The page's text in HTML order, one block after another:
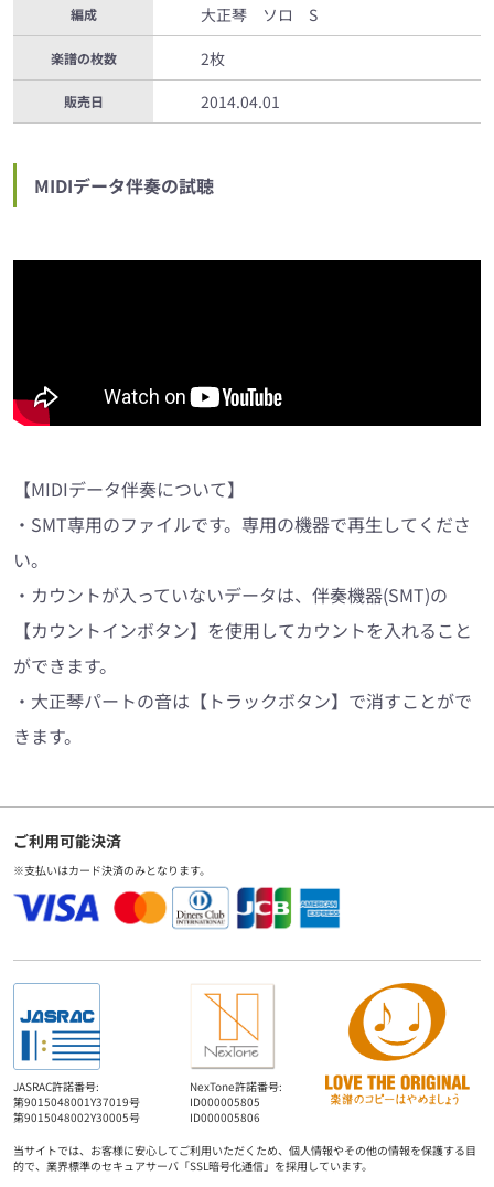
編成 大正琴 ソロ S
楽譜の枚数 2枚
販売日 2014.04.01
MIDIデータ伴奏の試聴
【MIDIデータ伴奏について】
・SMT専用のファイルです。専用の機器で再生してくださ
い。
・カウントが入っていないデータは、伴奏機器(SMT)の
【カウントインボタン】を使用してカウントを入れること
ができます。
・大正琴パートの音は【トラックボタン】で消すことがで
きます。
ご利用可能決済
※支払いはカード決済のみとなります。
JASRAC許諾番号:
第9015048001Y37019号
第9015048002Y30005号
NexTone許諾番号:
ID000005805
ID000005806
当サイトでは、お客様に安心してご利用いただくため、個人情報やその他の情報を保護する目
的で、業界標準のセキュアサーバ「SSL暗号化通信」を採用しています。